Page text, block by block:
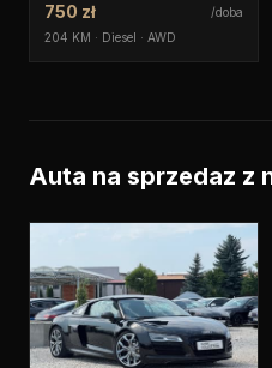
750 zł
/doba
204 KM · Diesel · AWD
Auta na sprzedaz z